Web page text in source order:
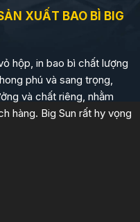
XUẤT BAO BÌ BIG
hộp, in bao bì chất lượng
phú và sang trọng,
và chất riêng, nhằm
hàng. Big Sun rất hy vọng